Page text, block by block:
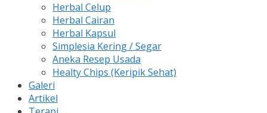
Herbal Celup
Herbal Cairan
Herbal Kapsul
Simplesia Kering / Segar
Aneka Resep Usada
Healty Chips (Keripik Sehat)
Galeri
Artikel